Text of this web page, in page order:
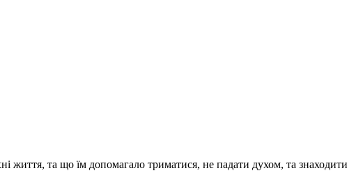
життя, та що їм допомагало триматися, не падати духом, та знаходити